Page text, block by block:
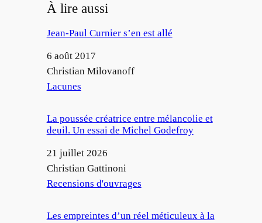
À lire aussi
Jean-Paul Curnier s’en est allé
Date
6 août 2017
Auteur
Christian Milovanoff
Par rapport à
Lacunes
La poussée créatrice entre mélancolie et
deuil. Un essai de Michel Godefroy
Date
21 juillet 2026
Auteur
Christian Gattinoni
Par rapport à
Recensions d'ouvrages
Les empreintes d’un réel méticuleux à la